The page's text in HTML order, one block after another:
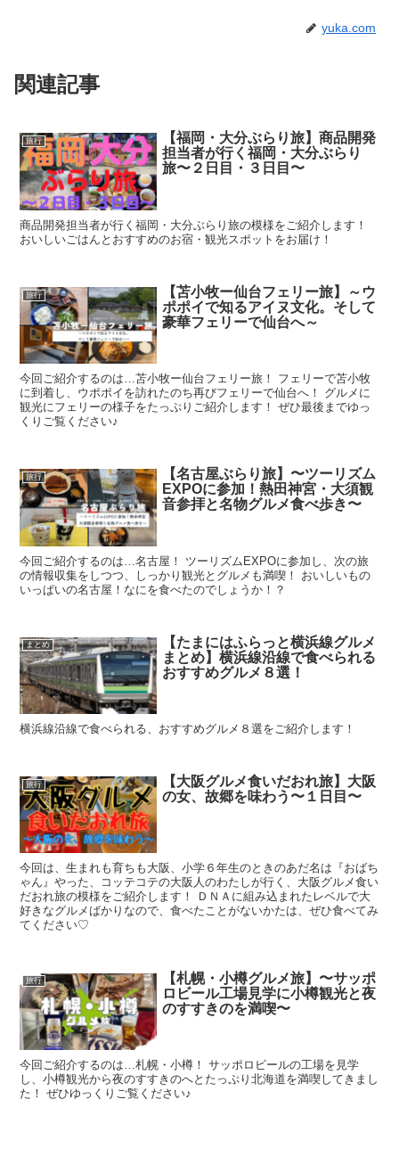
yuka.com
関連記事
旅行
【福岡・大分ぶらり旅】商品開発
担当者が行く福岡・大分ぶらり
旅〜２日目・３日目〜
商品開発担当者が行く福岡・大分ぶらり旅の模様をご紹介します！
おいしいごはんとおすすめのお宿・観光スポットをお届け！
旅行
【苫小牧ー仙台フェリー旅】～ウ
ポポイで知るアイヌ文化。そして
豪華フェリーで仙台へ～
今回ご紹介するのは…苫小牧ー仙台フェリー旅！ フェリーで苫小牧
に到着し、ウポポイを訪れたのち再びフェリーで仙台へ！ グルメに
観光にフェリーの様子をたっぷりご紹介します！ ぜひ最後までゆっ
くりご覧ください♪
旅行
【名古屋ぶらり旅】〜ツーリズム
EXPOに参加！熱田神宮・大須観
音参拝と名物グルメ食べ歩き〜
今回ご紹介するのは…名古屋！ ツーリズムEXPOに参加し、次の旅
の情報収集をしつつ、しっかり観光とグルメも満喫！ おいしいもの
いっぱいの名古屋！なにを食べたのでしょうか！？
まとめ
【たまにはふらっと横浜線グルメ
まとめ】横浜線沿線で食べられる
おすすめグルメ８選！
横浜線沿線で食べられる、おすすめグルメ８選をご紹介します！
旅行
【大阪グルメ食いだおれ旅】大阪
の女、故郷を味わう〜１日目〜
今回は、生まれも育ちも大阪、小学６年生のときのあだ名は『おばち
ゃん』やった、コッテコテの大阪人のわたしが行く、大阪グルメ食い
だおれ旅の模様をご紹介します！ ＤＮＡに組み込まれたレベルで大
好きなグルメばかりなので、食べたことがないかたは、ぜひ食べてみ
てください♡
旅行
【札幌・小樽グルメ旅】〜サッポ
ロビール工場見学に小樽観光と夜
のすすきのを満喫〜
今回ご紹介するのは…札幌・小樽！ サッポロビールの工場を見学
し、小樽観光から夜のすすきのへとたっぷり北海道を満喫してきまし
た！ ぜひゆっくりご覧ください♪